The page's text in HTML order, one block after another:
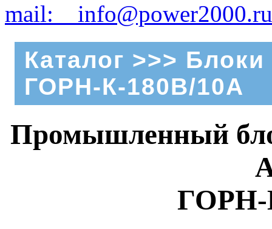
mail: info@power2000.ru
Каталог >>>
ГОРН-К-180В/10А
Промышленный
ГОРН-